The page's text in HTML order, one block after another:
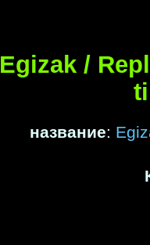
Egizak /
название: